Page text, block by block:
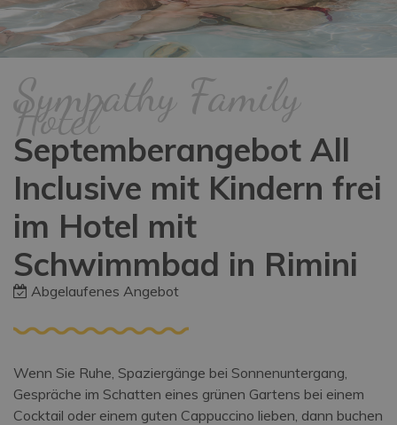
Sympathy Family
Hotel
Septemberangebot All
Inclusive mit Kindern frei
im Hotel mit
Schwimmbad in Rimini
Abgelaufenes Angebot
Wenn Sie Ruhe, Spaziergänge bei Sonnenuntergang,
Gespräche im Schatten eines grünen Gartens bei einem
Cocktail oder einem guten Cappuccino lieben, dann buchen